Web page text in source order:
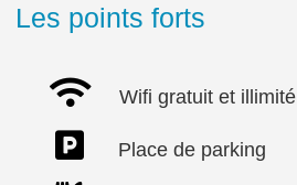
Les points forts
 Wifi gratuit et illimité
 Place de parking